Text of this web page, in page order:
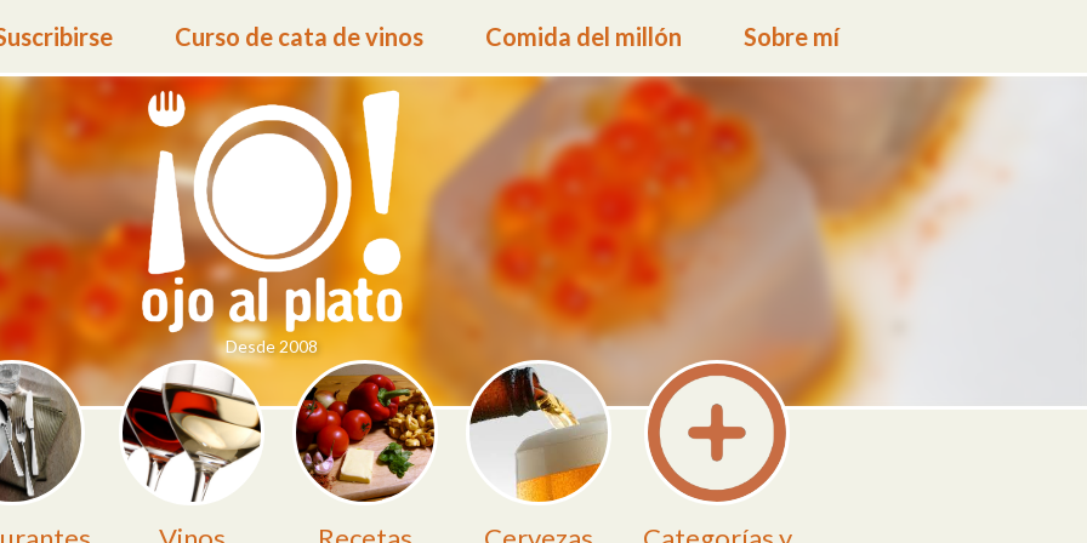
Curso de cata de vinos Comida del millón Sobre mí
Desde 2008